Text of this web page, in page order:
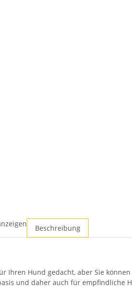
Beschreibung
Ihren Hund gedacht, aber Sie
und daher auch für empfindliche